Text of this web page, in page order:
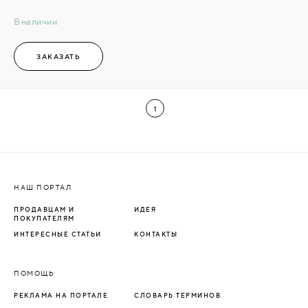
В наличии
ЗАКАЗАТЬ
1
НАШ ПОРТАЛ
ПРОДАВЦАМ И
ПОКУПАТЕЛЯМ
ИДЕЯ
ИНТЕРЕСНЫЕ СТАТЬИ КОНТАКТЫ
ПОМОЩЬ
РЕКЛАМА НА ПОРТАЛЕ СЛОВАРЬ ТЕРМИНОВ